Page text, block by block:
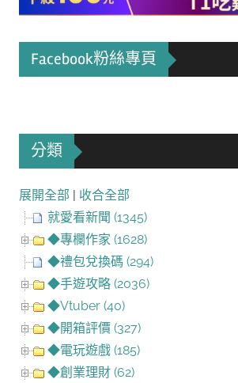
Facebook粉絲專頁
分類
展開全部 | 收合全部
就愛看新聞 (1345)
◆專欄作家 (1628)
◆禮包兌換碼 (294)
◆手遊攻略 (2036)
◆Vtuber (40)
◆開箱評價 (327)
◆電玩遊戲 (185)
◆創業理財 (62)